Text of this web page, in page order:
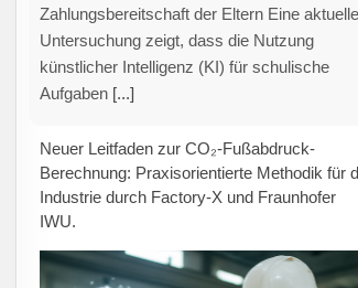
Standardisierte, vergleichbare und
verständliche Berechnung des CO₂-
Fußabdrucks von Industrieprodukten Die
Ermittlung des CO₂-Fußabdrucks eines
Wertschöpfungskette stellt Unternehmen vor
vielfältige Herausforderungen –[...]
Gezielte Förderprogramme stärken grüne
Innovationen: Unterstützung für
umweltfreundliche Technologien trifft